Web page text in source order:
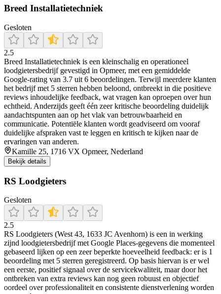
Breed Installatietechniek
Gesloten
2.5
Breed Installatietechniek is een kleinschalig en operationeel
loodgietersbedrijf gevestigd in Opmeer, met een gemiddelde
Google‑rating van 3.7 uit 6 beoordelingen. Terwijl meerdere klanten
het bedrijf met 5 sterren hebben beloond, ontbreekt in die positieve
reviews inhoudelijke feedback, wat vragen kan oproepen over hun
echtheid. Anderzijds geeft één zeer kritische beoordeling duidelijk
aandachtspunten aan op het vlak van betrouwbaarheid en
communicatie. Potentiële klanten wordt geadviseerd om vooraf
duidelijke afspraken vast te leggen en kritisch te kijken naar de
ervaringen van anderen.
Kamille 25, 1716 VX Opmeer, Nederland
Bekijk details
RS Loodgieters
Gesloten
2.5
RS Loodgieters (West 43, 1633 JC Avenhorn) is een in werking
zijnd loodgietersbedrijf met Google Places-gegevens die momenteel
gebaseerd lijken op een zeer beperkte hoeveelheid feedback: er is 1
beoordeling met 5 sterren geregistreerd. Op basis hiervan is er wel
een eerste, positief signaal over de servicekwaliteit, maar door het
ontbreken van extra reviews kan nog geen robuust en objectief
oordeel over professionaliteit en consistente dienstverlening worden